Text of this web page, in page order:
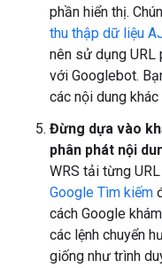
phần hiển thị.
thu thập dữ liệu
nên sử dụng URL
với Googlebot.
các nội dung
Đừng dựa vào
phân phát nội
WRS tải từng
Google Tìm kiếm
cách Google
các lệnh chuyển
giống như trình